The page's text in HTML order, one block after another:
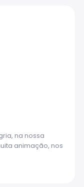
na nossa
animação, nos